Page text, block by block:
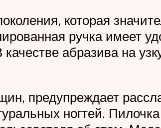
которая
ручка имеет
качестве абразива на
предупреждает
ногтей.